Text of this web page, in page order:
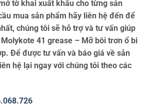
tờ khai xuất khẩu cho từng sản
mua sản phẩm hãy liên hệ đến để
chúng tôi sẽ hỗ trợ và tư vấn giúp
41 grease – Mỡ bôi trơn ổ bi
Để được tư vấn và báo giá về sản
hệ lại ngay với chúng tôi theo các